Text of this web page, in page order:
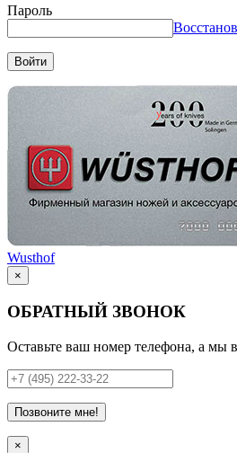
Пароль
Войти
Wusthof
×
ОБРАТНЫЙ ЗВОНОК
Оставьте ваш номер телефона, а мы
Позвоните мне!
×